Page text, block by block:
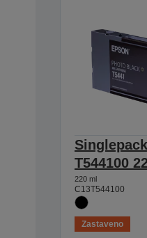
T544100
220 ml
C13T544100
Zastaveno